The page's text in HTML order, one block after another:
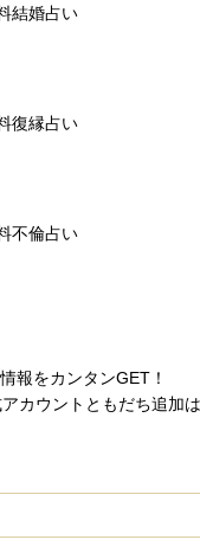
結婚占い
復縁占い
不倫占い